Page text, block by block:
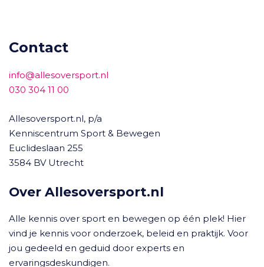
Contact
info@allesoversport.nl
030 304 11 00
Allesoversport.nl, p/a
Kenniscentrum Sport & Bewegen
Euclideslaan 255
3584 BV Utrecht
Over Allesoversport.nl
Alle kennis over sport en bewegen op één plek! Hier
vind je kennis voor onderzoek, beleid en praktijk. Voor
jou gedeeld en geduid door experts en
ervaringsdeskundigen.